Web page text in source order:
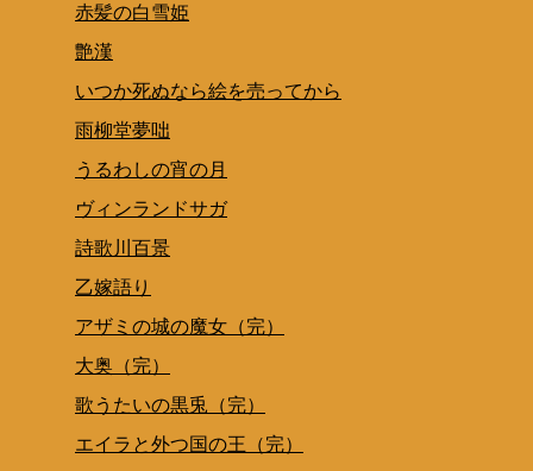
赤髪の白雪姫
艶漢
いつか死ぬなら絵を売ってから
雨柳堂夢咄
うるわしの宵の月
ヴィンランドサガ
詩歌川百景
乙嫁語り
アザミの城の魔女（完）
大奥（完）
歌うたいの黒兎（完）
エイラと外つ国の王（完）